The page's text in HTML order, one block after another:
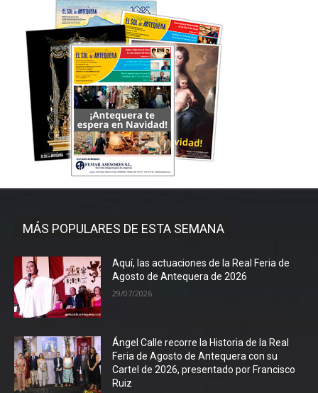
MÁS POPULARES DE ESTA SEMANA
Aquí, las actuaciones de la Real Feria de
Agosto de Antequera de 2026
29/07/2026
Ángel Calle recorre la Historia de la Real
Feria de Agosto de Antequera con su
Cartel de 2026, presentado por Francisco
Ruiz